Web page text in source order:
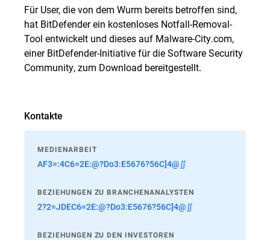
Für User, die von dem Wurm bereits betroffen sind,
hat BitDefender ein kostenloses Notfall-Removal-
Tool entwickelt und dieses auf Malware-City.com,
einer BitDefender-Initiative für die Software Security
Community, zum Download bereitgestellt.
Kontakte
MEDIENARBEIT
AF3=:4C6=2E:@?Do3:E5676?56C]4@∬
BEZIEHUNGEN ZU BRANCHENANALYSTEN
2?2=JDEC6=2E:@?Do3:E5676?56C]4@∬
BEZIEHUNGEN ZU DEN INVESTOREN